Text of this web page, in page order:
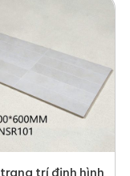
trí định hình